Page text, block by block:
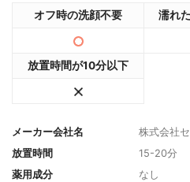
オフ時の洗顔不要 濡れ
放置時間が10分以下
メーカー会社名
株式会社
放置時間
15-20分
薬用成分
なし